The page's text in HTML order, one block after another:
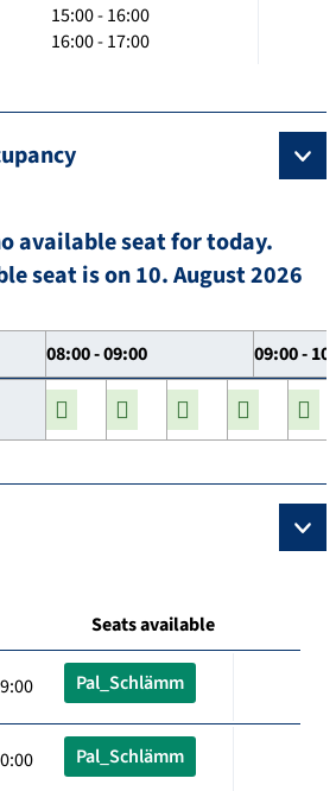
15:00 - 16:00
16:00 - 17:00
available seat for today.
seat is on 10. August 2026
08:00 - 09:00 09:00 -
Seats available
Pal_Schlämm
Pal_Schlämm